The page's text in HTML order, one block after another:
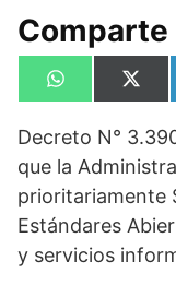
Compartir
en
W
h
t
A
p
p
en
X
(
w
i
t
t
e
r
)
Decreto N°
que la
prioritariamente
Estándares
y servicios